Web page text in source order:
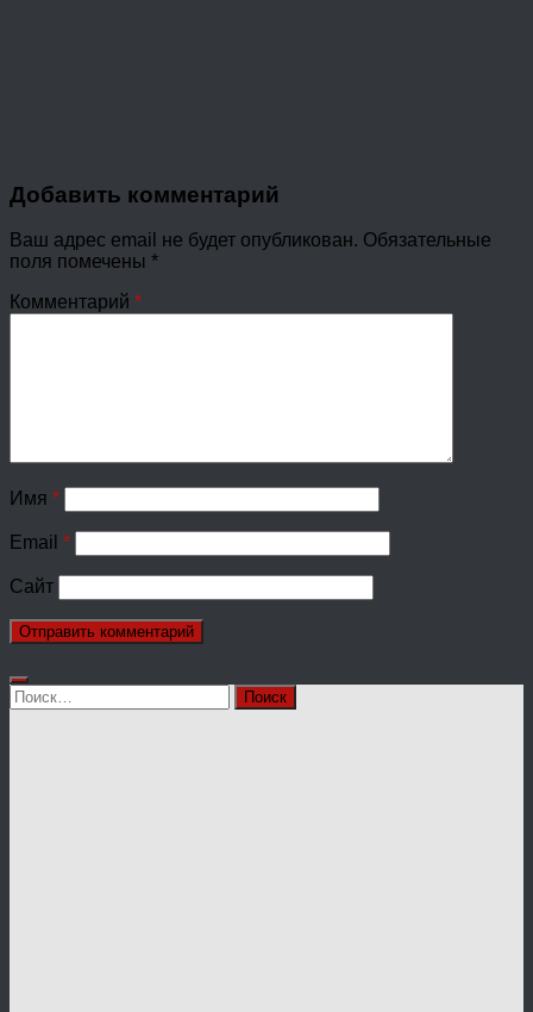
Добавить комментарий
Ваш адрес email не будет опубликован. Обязательные
поля помечены *
Комментарий *
Имя *
Email *
Сайт
Найти: